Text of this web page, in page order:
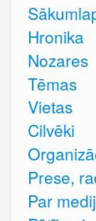
Hronika
Nozares
Tēmas
Vietas
Cilvēki
Prese,
Par